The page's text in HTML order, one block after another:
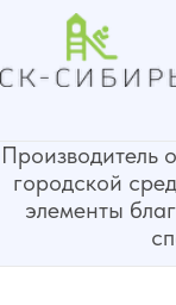
элементы
пн-
г.